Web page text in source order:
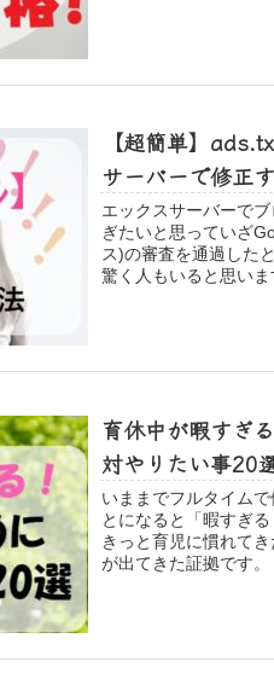
【超簡単】
サーバーで修正
エックスサーバーで
ぎたいと思っていざ
ス)の審査を通過した
驚く人もいると思い
育休中が暇すぎ
対やりたい事20
いままでフルタイム
とになると「暇すぎ
きっと育児に慣れて
が出てきた証拠です。